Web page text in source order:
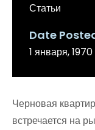
Статьи
Date
1 января, 1970
Черновая
встречается на